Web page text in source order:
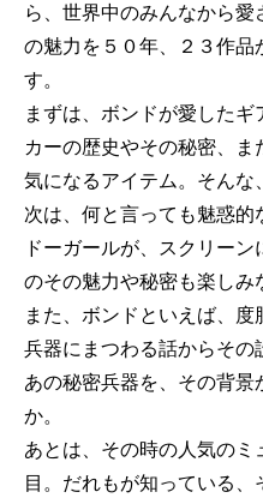
ら、世界中のみんなから
の魅力を５０年、２３作品
まずは、ボンドが愛した
カーの歴史やその秘密、
気になるアイテム。そんな
次は、何と言っても魅惑
ドーガールが、スクリー
のその魅力や秘密も楽しみ
また、ボンドといえば、
兵器にまつわる話からその
あの秘密兵器を、その背
か。
あとは、その時の人気の
目。だれもが知っている